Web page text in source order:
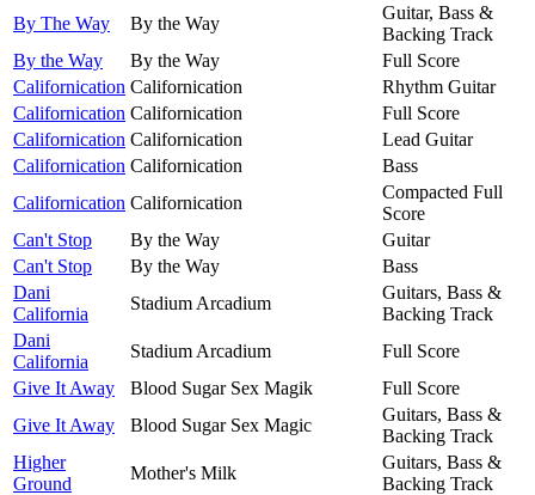
By The Way By the Way
Guitar, Bass &
Backing Track
By the Way
By the Way
Full Score
Californication Californication
Rhythm Guitar
Californication Californication
Full Score
Californication Californication
Lead Guitar
Californication Californication
Bass
Californication Californication
Compacted Full
Score
Can't Stop
By the Way
Guitar
Can't Stop
By the Way
Bass
Dani
California
Stadium Arcadium
Guitars, Bass &
Backing Track
Dani
California
Stadium Arcadium
Full Score
Give It Away
Blood Sugar Sex Magik
Full Score
Give It Away
Blood Sugar Sex Magic
Guitars, Bass &
Backing Track
Higher
Ground
Mother's Milk
Guitars, Bass &
Backing Track